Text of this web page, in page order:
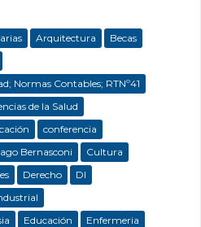
Arquitectura
Becas
Normas Contables; RTNº41
de la Salud
conferencia
Bernasconi
Cultura
Derecho
DI
Educación
Enfermeria